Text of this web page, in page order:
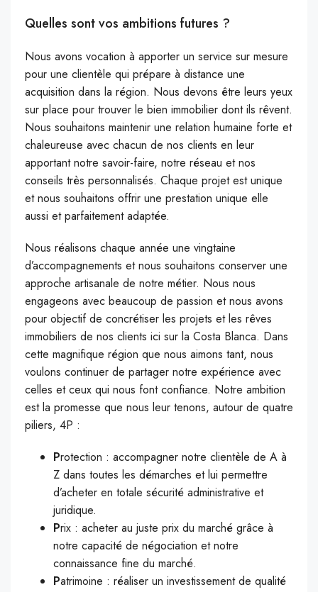
Quelles sont vos ambitions futures ?
Nous avons vocation à apporter un service sur mesure
pour une clientèle qui prépare à distance une
acquisition dans la région. Nous devons être leurs yeux
sur place pour trouver le bien immobilier dont ils rêvent.
Nous souhaitons maintenir une relation humaine forte et
chaleureuse avec chacun de nos clients en leur
apportant notre savoir-faire, notre réseau et nos
conseils très personnalisés. Chaque projet est unique
et nous souhaitons offrir une prestation unique elle
aussi et parfaitement adaptée.
Nous réalisons chaque année une vingtaine
d’accompagnements et nous souhaitons conserver une
approche artisanale de notre métier. Nous nous
engageons avec beaucoup de passion et nous avons
pour objectif de concrétiser les projets et les rêves
immobiliers de nos clients ici sur la Costa Blanca. Dans
cette magnifique région que nous aimons tant, nous
voulons continuer de partager notre expérience avec
celles et ceux qui nous font confiance. Notre ambition
est la promesse que nous leur tenons, autour de quatre
piliers, 4P :
Protection : accompagner notre clientèle de A à
Z dans toutes les démarches et lui permettre
d’acheter en totale sécurité administrative et
juridique.
Prix : acheter au juste prix du marché grâce à
notre capacité de négociation et notre
connaissance fine du marché.
Patrimoine : réaliser un investissement de qualité